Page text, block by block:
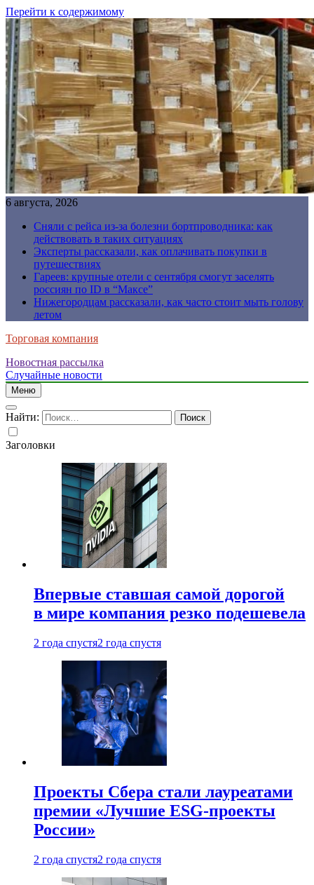
Перейти к содержимому
6 августа, 2026
Сняли с рейса из-за болезни бортпроводника: как
действовать в таких ситуациях
Эксперты рассказали, как оплачивать покупки в
путешествиях
Гареев: крупные отели с сентября смогут заселять
россиян по ID в “Максе”
Нижегородцам рассказали, как часто стоит мыть голову
летом
Торговая компания
Новостная рассылка
Случайные новости
Меню
Найти:
Заголовки
Впервые ставшая самой дорогой
в мире компания резко подешевела
2 года спустя2 года спустя
Проекты Сбера стали лауреатами
премии «Лучшие ESG-проекты
России»
2 года спустя2 года спустя